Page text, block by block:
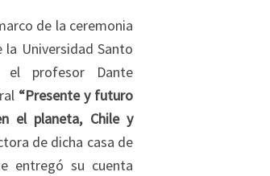
de la ceremonia
Universidad Santo
el profesor Dante
“Presente y futuro
el planeta, Chile y
de dicha casa de
entregó su cuenta